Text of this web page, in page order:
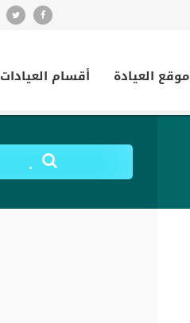
موقع العيادة أقسام العيادات
.